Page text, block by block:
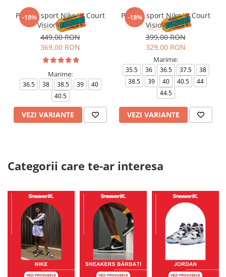
-18%
Pantofi sport Nike W Court
Vision Alta Ltr
449,00 RON
369,00 RON
Marime:
36.5 38 38.5 39
40
40.5
VEZI VARIANTE
-18%
Pantofi sport Nike W Court
Vision Lo Be
399,00 RON
329,00 RON
Marime:
35.5 36 36.5 37.5
38
38.5
39 40 40.5
44
44.5
VEZI VARIANTE
Categorii care te-ar interesa